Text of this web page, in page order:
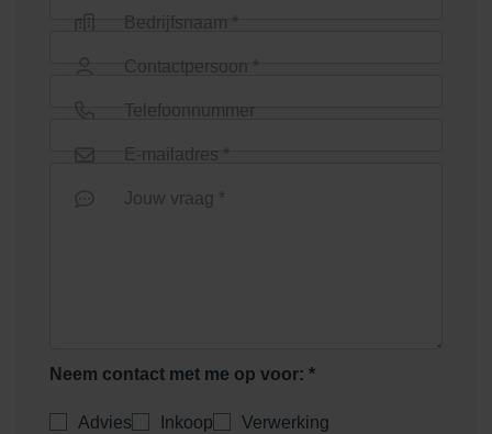
Bedrijfsnaam *
Contactpersoon *
Telefoonnummer
E-mailadres *
Jouw vraag *
Neem contact met me op voor: *
Advies Inkoop
Verwerking